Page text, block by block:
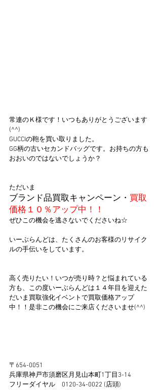
常連のＫ様です！いつもありがとうございます
(^^)
GUCCIの鞄を買い取りました。
GG柄の古いセカンドバッグです。お持ちの方も
おおいのではないでしょうか？
ただいま
ブランド品買取キャンペーン・ 買取
価格１０％アップ中！！
ぜひこの機会を逃さないでくださいね☆
いーぶらんどは、たくさんのお客様のリサイク
ルの手伝いをしています。
高く売りたい！いつが売り時？と悩まれている
方も、この度いーぶらんどは１４年目を迎えた
だいま買取強化イベントで買取価格アップ
中！！是非この機会にご来店くださいませ(^^)
〒654-0051
兵庫県神戸市須磨区月見山本町1丁目3-14
フリーダイヤル　0120-34-0022 (店頭)